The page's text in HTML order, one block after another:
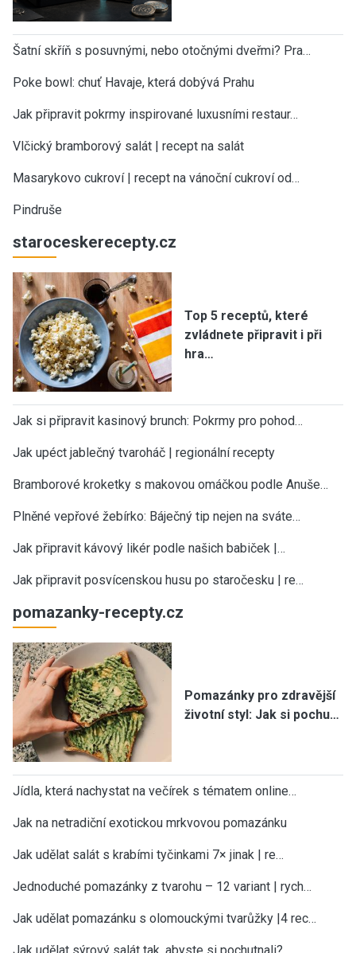
Šatní skříň s posuvnými, nebo otočnými dveřmi? Pra…
Poke bowl: chuť Havaje, která dobývá Prahu
Jak připravit pokrmy inspirované luxusními restaur…
Vlčický bramborový salát | recept na salát
Masarykovo cukroví | recept na vánoční cukroví od…
Pindruše
staroceskerecepty.cz
Top 5 receptů, které
zvládnete připravit i při
hra…
Jak si připravit kasinový brunch: Pokrmy pro pohod…
Jak upéct jablečný tvaroháč | regionální recepty
Bramborové kroketky s makovou omáčkou podle Anuše…
Plněné vepřové žebírko: Báječný tip nejen na sváte…
Jak připravit kávový likér podle našich babiček |…
Jak připravit posvícenskou husu po staročesku | re…
pomazanky-recepty.cz
Pomazánky pro zdravější
životní styl: Jak si pochu…
Jídla, která nachystat na večírek s tématem online…
Jak na netradiční exotickou mrkvovou pomazánku
Jak udělat salát s krabími tyčinkami 7× jinak | re…
Jednoduché pomazánky z tvarohu – 12 variant | rych…
Jak udělat pomazánku s olomouckými tvarůžky |4 rec…